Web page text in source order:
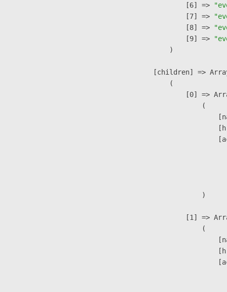
                    [6] =>
                    [7] =>
                    [8] =>
                    [9] =>
                )
[children] =>
                (
[0] =>
                        (
                        )
[1] =>
                        (